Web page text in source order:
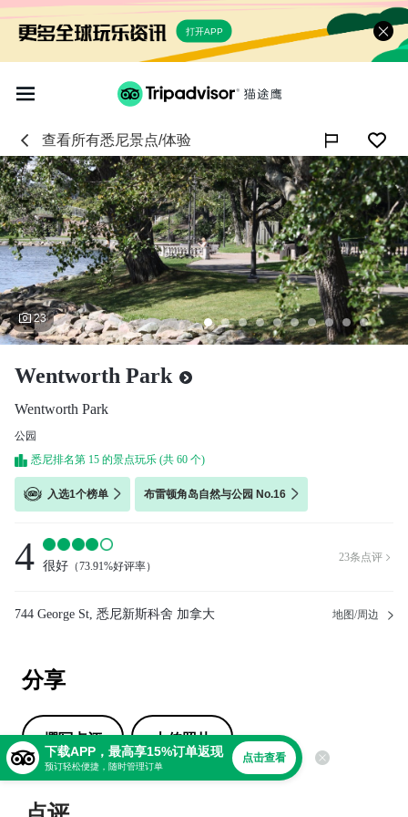
打开APP
查看所有悉尼景点/体验
23
Wentworth Park
Wentworth Park
公园
悉尼排名第 15 的景点玩乐 (共 60 个)
入选1个榜单 布雷顿角岛自然与公园 No.16
4 很好 （73.91%好评率）
23条点评 
744 George St, 悉尼新斯科舍 加拿大 地图/周边
分享
撰写点评 上传照片
下载APP，最高享15%订单返现
预订轻松便捷，随时管理订单
点击查看